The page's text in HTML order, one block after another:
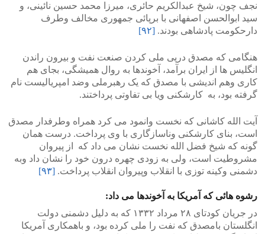
نجف چون، شیخ عبدالکریم حائری، میرزا محمد حسین نائینی، و
سید ابوالحسن اصفهانی با برپائی جمهوری مخالف وطرف
دارحکومت پادشاهی بودند. [۹۲]
هنگامی که مصدق درپی ملی کردن صنعت نفت و بیرون راندن
انگلیس ها از ایران برآمد، آخوندها به روال همیشگی، بجای هم
کاری وهم اندیشی با مصدق که یک رهبرملی وضد امپریالیست نام
گرفته بود، به کارشکنی ویا بی تفاوتی پرداختند.
آیت الله کاشانی که نخست وانمود می کرد همراه وطرفدار مصدق
است، بنای کارشکنی وناسازگاری با وی پرداخت. درست همان
گونه که شیخ فضل الله نخست نشان می داد که از پیروان
مشروطیت است، ولی به زودی چهره درون خود را نشان داد وبه
دشمنی وکینه توزی با انقلاب وپیروان انقلاب پرداخت. [۹۳]
رشوه هائی که آمریکا به آخوندها می داد:
در جریان کودتای ۲۸ مرداد ۱۳۳۲ که به دلیل دشمنی دولت
انگلستان بامصدق که نفت را ملی کرده بود، و باهمکاری آمریکا